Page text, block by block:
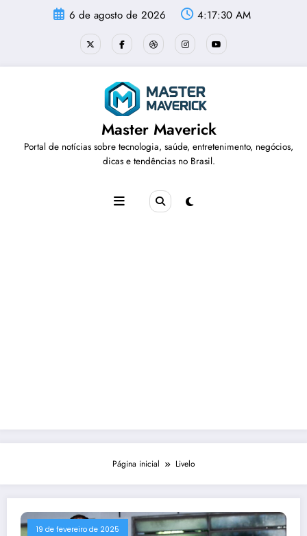
6 de agosto de 2026 4:17:31 AM
Master Maverick
Portal de notícias sobre tecnologia, saúde, entretenimento, negócios,
dicas e tendências no Brasil.
Página inicial Livelo
19 de fevereiro de 2025